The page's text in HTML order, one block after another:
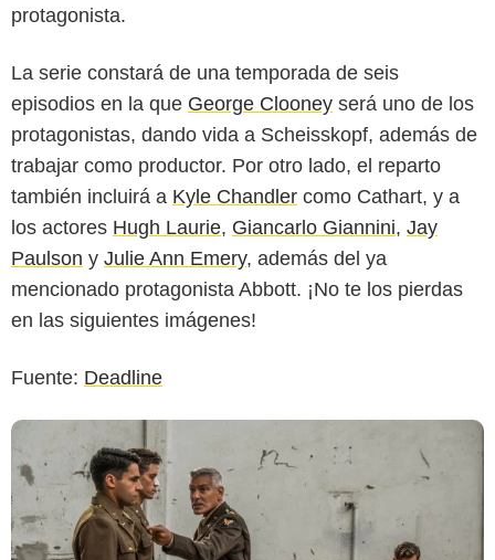
protagonista.
La serie constará de una temporada de seis
episodios en la que George Clooney será uno de los
protagonistas, dando vida a Scheisskopf, además de
trabajar como productor. Por otro lado, el reparto
también incluirá a Kyle Chandler como Cathart, y a
los actores Hugh Laurie, Giancarlo Giannini, Jay
Paulson y Julie Ann Emery, además del ya
mencionado protagonista Abbott. ¡No te los pierdas
en las siguientes imágenes!
Fuente: Deadline
Philipe Antonello / Hulu
Philipe Antonello / Hulu